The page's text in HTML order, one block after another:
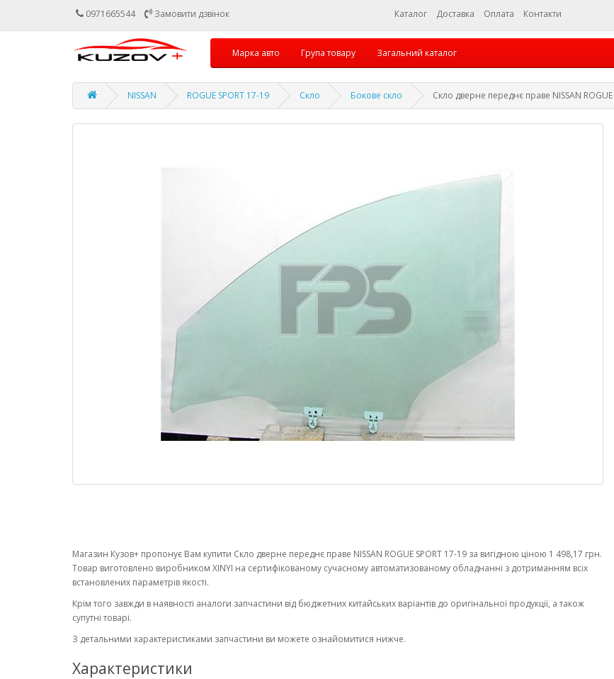
0971665544 Замовити дзвінок Каталог Доставка Оплата Контакти
Марка авто Група товару Загальний каталог
NISSAN ROGUE SPORT 17-19 Скло Бокове скло Скло дверне переднє праве NISSAN ROGUE
Магазин Кузов+ пропонує Вам купити Скло дверне переднє праве NISSAN ROGUE SPORT 17-19 за вигідною ціною 1 498,17 грн.
Товар виготовлено виробником XINYI на сертифікованому сучасному автоматизованому обладнанні з дотриманням всіх
встановлених параметрів якості.
Крім того завжди в наявності аналоги запчастини від бюджетних китайських варіантів до оригінальної продукції, а також
супутні товарі.
З детальними характеристиками запчастини ви можете ознайомитися нижче.
Характеристики